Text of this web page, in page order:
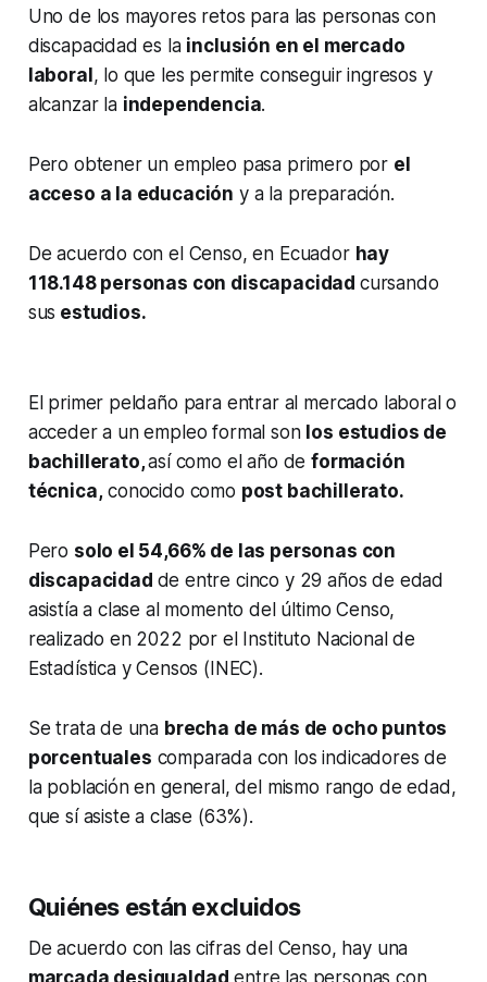
Uno de los mayores retos para las personas con
discapacidad es la inclusión en el mercado
laboral , lo que les permite conseguir ingresos y
alcanzar la independencia.
Pero obtener un empleo pasa primero por el
acceso a la educación y a la preparación.
De acuerdo con el Censo, en Ecuador hay
118.148 personas con discapacidad cursando
sus estudios.
El primer peldaño para entrar al mercado laboral o
acceder a un empleo formal son los estudios de
bachillerato,así como el año deformación
técnica,conocido como post bachillerato.
Pero solo el 54,66% de las personas con
discapacidad de entre cinco y 29 años de edad
asistía a clase al momento del último Censo,
realizado en 2022 por el Instituto Nacional de
Estadística y Censos (INEC).
Se trata de una brecha de más de ocho puntos
porcentuales comparada con los indicadores de
la población en general, del mismo rango de edad,
que sí asiste a clase (63%).
Quiénes están excluidos
De acuerdo con las cifras del Censo, hay una